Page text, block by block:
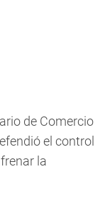
de Comercio
el control
la